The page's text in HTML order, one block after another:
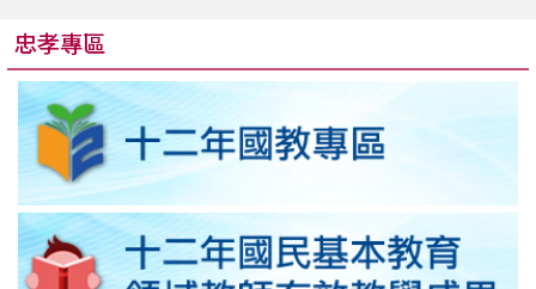
忠孝專區